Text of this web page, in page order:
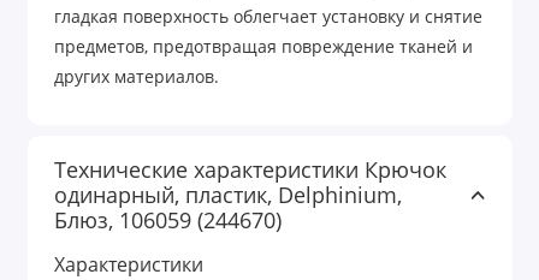
гладкая поверхность облегчает установку и снятие
предметов, предотвращая повреждение тканей и
других материалов.
Технические характеристики Крючок
одинарный, пластик, Delphinium,
Блюз, 106059 (244670)
Характеристики